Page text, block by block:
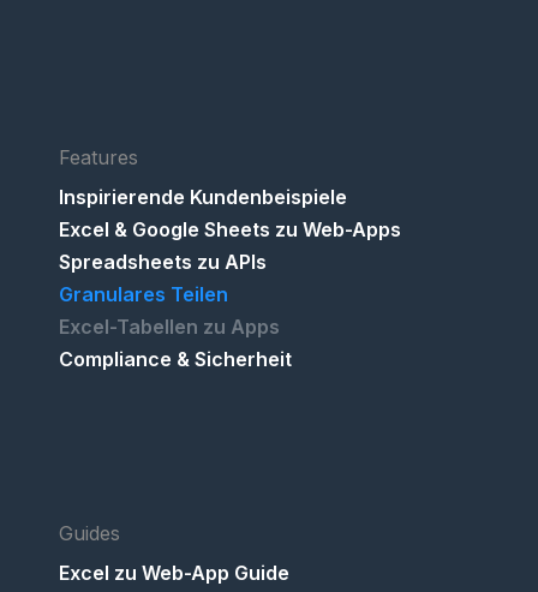
Features
Inspirierende Kundenbeispiele
Excel & Google Sheets zu Web-Apps
Spreadsheets zu APIs
Granulares Teilen
Excel-Tabellen zu Apps
Compliance & Sicherheit
Guides
Excel zu Web-App Guide